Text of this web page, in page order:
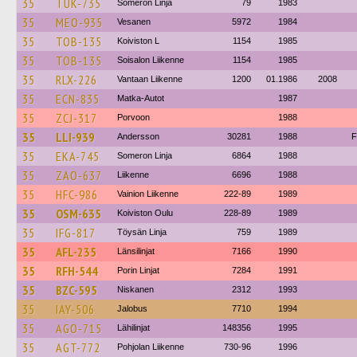
35 TUK-735 Someron Linja 79 1983
35 MEO-935 Vesanen 5972 1984
35 TOB-135 Koiviston L 1154 1985
35 TOB-135 Soisalon Liikenne 1154 1985
35 RLX-226 Vantaan Liikenne 1200 01.1986 2008
35 ECN-835 Matka-Autot 1987
35 ZCJ-317 Porvoon 1988
35 LLI-939 Andersson 30281 1988
35 EKA-745 Someron Linja 6864 1988
35 ZAO-637 Liikenne 6696 1988
35 HFC-986 Vainion Liikenne 222-89 1989
35 OSM-635 Koiviston Oulu 228-89 1989
35 IFG-817 Töysän Linja 759 1989
35 AFL-235 Länsilinjat 7166 1990
35 RFH-544 Porin Linjat 7284 1991
35 BZC-595 Niskanen 2312 1993
35 IAY-506 Jalobus 7710 1994
35 AGO-715 Lähilinjat 148356 1995
35 AGT-772 Pohjolan Liikenne 730-96 1996